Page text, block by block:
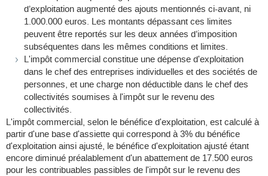
d’exploitation augmenté des ajouts mentionnés ci-avant, ni
1.000.000 euros. Les montants dépassant ces limites
peuvent être reportés sur les deux années d’imposition
subséquentes dans les mêmes conditions et limites.
L'impôt commercial constitue une dépense d'exploitation
dans le chef des entreprises individuelles et des sociétés de
personnes, et une charge non déductible dans le chef des
collectivités soumises à l'impôt sur le revenu des
collectivités.
L'impôt commercial, selon le bénéfice d'exploitation, est calculé à
partir d'une base d'assiette qui correspond à 3% du bénéfice
d'exploitation ainsi ajusté, le bénéfice d'exploitation ajusté étant
encore diminué préalablement d'un abattement de 17.500 euros
pour les contribuables passibles de l'impôt sur le revenu des